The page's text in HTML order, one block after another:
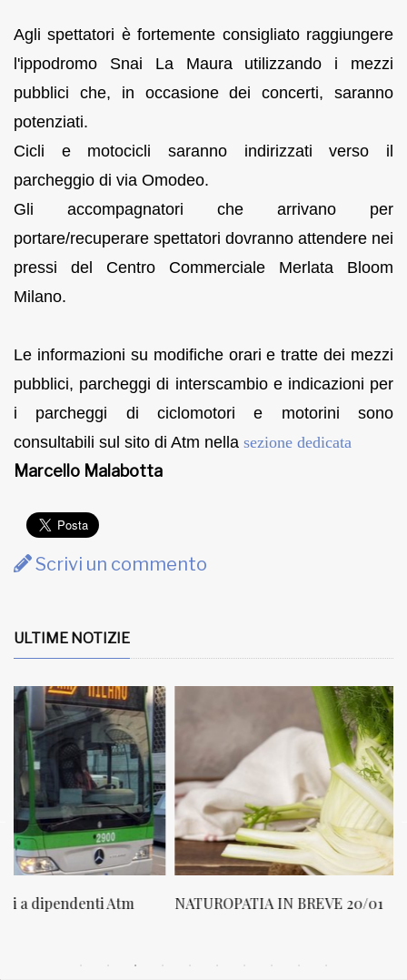
Agli spettatori è fortemente consigliato raggiungere
l'ippodromo Snai La Maura utilizzando i mezzi
pubblici che, in occasione dei concerti, saranno
potenziati.
Cicli e motocicli saranno indirizzati verso il
parcheggio di via Omodeo.
Gli accompagnatori che arrivano per
portare/recuperare spettatori dovranno attendere nei
pressi del Centro Commerciale Merlata Bloom
Milano.
Le informazioni su modifiche orari e tratte dei mezzi
pubblici, parcheggi di interscambio e indicazioni per
i parcheggi di ciclomotori e motorini sono
consultabili sul sito di Atm nella sezione dedicata
Marcello Malabotta
Scrivi un commento
ULTIME NOTIZIE
NATUROPATIA IN BREVE 20/01